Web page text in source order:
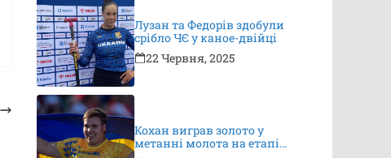
Лузан та Федорів здобули
срібло ЧЄ у каное-двійці
22 Червня, 2025
Кохан виграв золото у
метанні молота на етапі